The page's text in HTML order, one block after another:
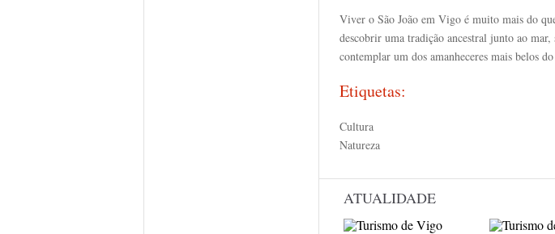
Viver o São João em Vigo é muito mais do
descobrir uma tradição ancestral junto ao
contemplar um dos amanheceres mais belos
Etiquetas:
Cultura
Natureza
ATUALIDADE